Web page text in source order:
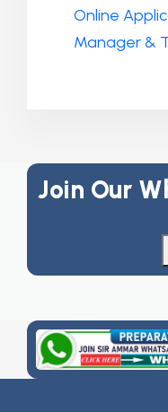
Online
Manager &
Join Our